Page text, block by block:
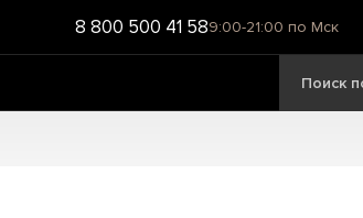
8 800 500 41 589:00-21:00 по Мск